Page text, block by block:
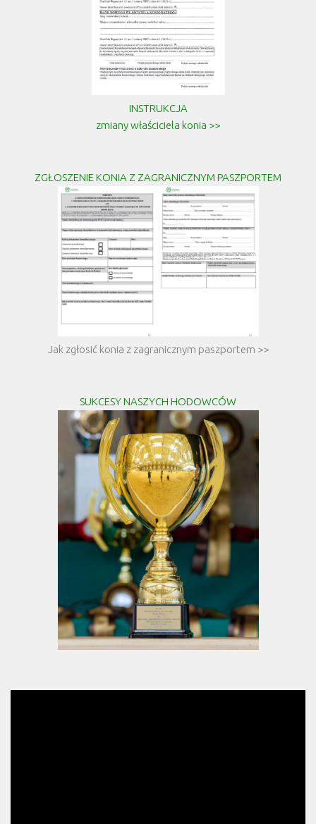
INSTRUKCJA
zmiany właściciela konia >>
ZGŁOSZENIE KONIA Z ZAGRANICZNYM PASZPORTEM
Jak zgłosić konia z zagranicznym paszportem >>
SUKCESY NASZYCH HODOWCÓW